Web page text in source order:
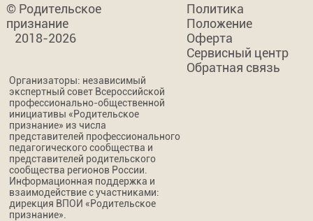
© Родительское
признание
2018-2026
Политика
Положение
Оферта
Сервисный центр
Обратная связь
Организаторы: независимый
экспертный совет Всероссийской
профессионально-общественной
инициативы «Родительское
признание» из числа
представителей профессионального
педагогического сообщества и
представителей родительского
сообщества регионов России.
Информационная поддержка и
взаимодействие с участниками:
дирекция ВПОИ «Родительское
признание».